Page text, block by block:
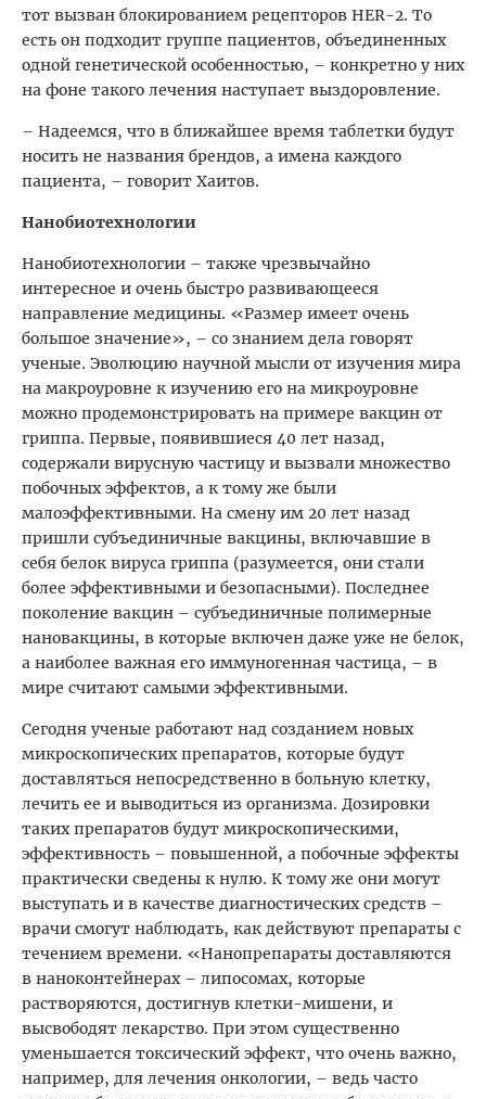
тот вызван блокированием рецепторов HER-2. То
есть он подходит группе пациентов, объединенных
одной генетической особенностью, – конкретно у них
на фоне такого лечения наступает выздоровление.
– Надеемся, что в ближайшее время таблетки будут
носить не названия брендов, а имена каждого
пациента, – говорит Хаитов.
Нанобиотехнологии
Нанобиотехнологии – также чрезвычайно
интересное и очень быстро развивающееся
направление медицины. «Размер имеет очень
большое значение», – со знанием дела говорят
ученые. Эволюцию научной мысли от изучения мира
на макроуровне к изучению его на микроуровне
можно продемонстрировать на примере вакцин от
гриппа. Первые, появившиеся 40 лет назад,
содержали вирусную частицу и вызвали множество
побочных эффектов, а к тому же были
малоэффективными. На смену им 20 лет назад
пришли субъединичные вакцины, включавшие в
себя белок вируса гриппа (разумеется, они стали
более эффективными и безопасными). Последнее
поколение вакцин – субъединичные полимерные
нановакцины, в которые включен даже уже не белок,
а наиболее важная его иммуногенная частица, – в
мире считают самыми эффективными.
Сегодня ученые работают над созданием новых
микроскопических препаратов, которые будут
доставляться непосредственно в больную клетку,
лечить ее и выводиться из организма. Дозировки
таких препаратов будут микроскопическими,
эффективность – повышенной, а побочные эффекты
практически сведены к нулю. К тому же они могут
выступать и в качестве диагностических средств –
врачи смогут наблюдать, как действуют препараты с
течением времени. «Нанопрепараты доставляются
в наноконтейнерах – липосомах, которые
растворяются, достигнув клетки-мишени, и
высвободят лекарство. При этом существенно
уменьшается токсический эффект, что очень важно,
например, для лечения онкологии, – ведь часто